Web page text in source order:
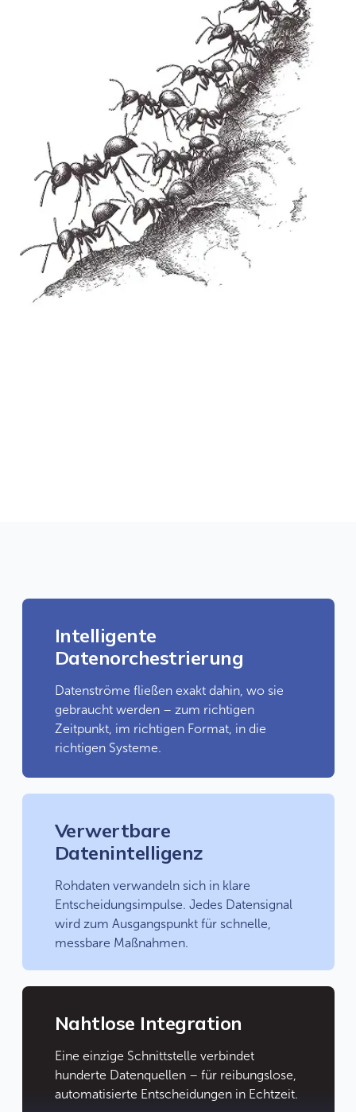
Intelligente
Datenorchestrierung
Datenströme fließen exakt dahin, wo sie
gebraucht werden – zum richtigen
Zeitpunkt, im richtigen Format, in die
richtigen Systeme.
Verwertbare
Datenintelligenz
Rohdaten verwandeln sich in klare
Entscheidungsimpulse. Jedes Datensignal
wird zum Ausgangspunkt für schnelle,
messbare Maßnahmen.
Nahtlose Integration
Eine einzige Schnittstelle verbindet
hunderte Datenquellen – für reibungslose,
automatisierte Entscheidungen in Echtzeit.